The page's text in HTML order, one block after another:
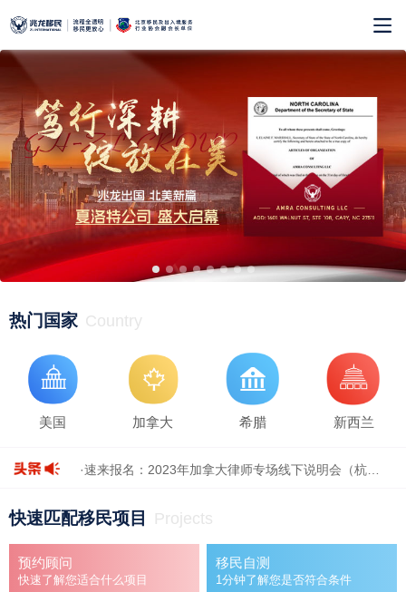
热门国家 Country
美国 加拿大 希腊 新西兰
·速来报名：2023年加拿大律师专场线下说明会（杭…
·国际信用评级机构惠誉发布最新希腊评级，距离“…
·2022年申请数量翻倍，马耳他移民在国人中的受喜…
·兆龙新春特别企划：新生代聚落，暖聚夏洛特…
快速匹配移民项目 Projects
预约顾问
快速了解您适合什么项目
移民自测
1分钟了解您是否符合条件